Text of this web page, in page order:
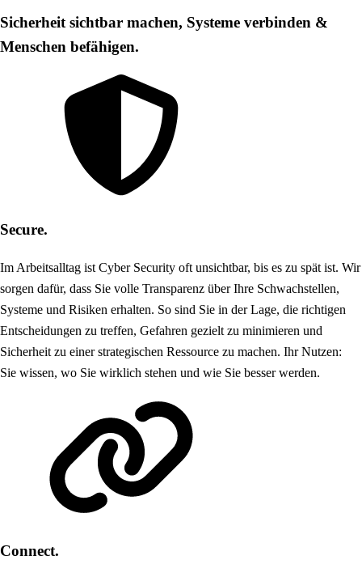
Sicherheit sichtbar machen, Systeme verbinden &
Menschen befähigen.
Secure.
Im Arbeitsalltag ist Cyber Security oft unsichtbar, bis es zu spät ist. Wir
sorgen dafür, dass Sie volle Transparenz über Ihre Schwachstellen,
Systeme und Risiken erhalten. So sind Sie in der Lage, die richtigen
Entscheidungen zu treffen, Gefahren gezielt zu minimieren und
Sicherheit zu einer strategischen Ressource zu machen. Ihr Nutzen:
Sie wissen, wo Sie wirklich stehen und wie Sie besser werden.
Connect.